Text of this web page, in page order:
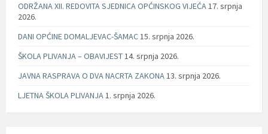
ODRŽANA XII. REDOVITA SJEDNICA OPĆINSKOG VIJEĆA17. srpnja
2026.
DANI OPĆINE DOMALJEVAC-ŠAMAC15. srpnja 2026.
ŠKOLA PLIVANJA – OBAVIJEST14. srpnja 2026.
JAVNA RASPRAVA O DVA NACRTA ZAKONA13. srpnja 2026.
LJETNA ŠKOLA PLIVANJA1. srpnja 2026.